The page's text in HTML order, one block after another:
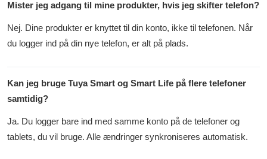
Mister jeg adgang til mine produkter, hvis jeg skifter telefon?
Nej. Dine produkter er knyttet til din konto, ikke til telefonen. Når
du logger ind på din nye telefon, er alt på plads.
Kan jeg bruge Tuya Smart og Smart Life på flere telefoner
samtidig?
Ja. Du logger bare ind med samme konto på de telefoner og
tablets, du vil bruge. Alle ændringer synkroniseres automatisk.